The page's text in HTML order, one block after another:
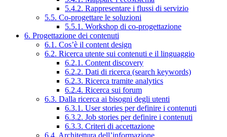
5.4.2. Rappresentare i flussi di servizio
5.5. Co-progettare le soluzioni
5.5.1. Workshop di co-progettazione
6. Progettazione dei contenuti
6.1. Cos’è il content design
6.2. Ricerca utente sui contenuti e il linguaggio
6.2.1. Content discovery
6.2.2. Dati di ricerca (search keywords)
6.2.3. Ricerca tramite analytics
6.2.4. Ricerca sui forum
6.3. Dalla ricerca ai bisogni degli utenti
6.3.1. User stories per definire i contenuti
6.3.2. Job stories per definire i contenuti
6.3.3. Criteri di accettazione
6.4. Architettura dell’informazione